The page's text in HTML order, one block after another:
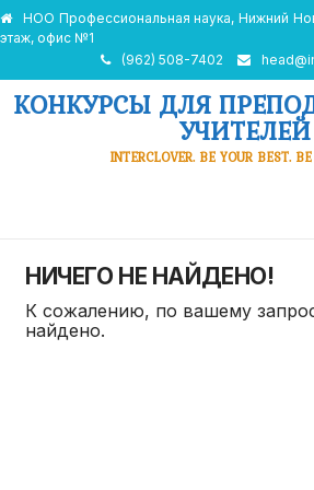
НОО Профессиональная наука, Нижний
этаж, офис №1
(962) 508-7402
КОНКУРСЫ ДЛЯ
УЧИТЕЛЕЙ
INTERCLOVER. BE YOUR BEST.
НИЧЕГО НЕ НАЙДЕНО!
К сожалению, по вашему
найдено.